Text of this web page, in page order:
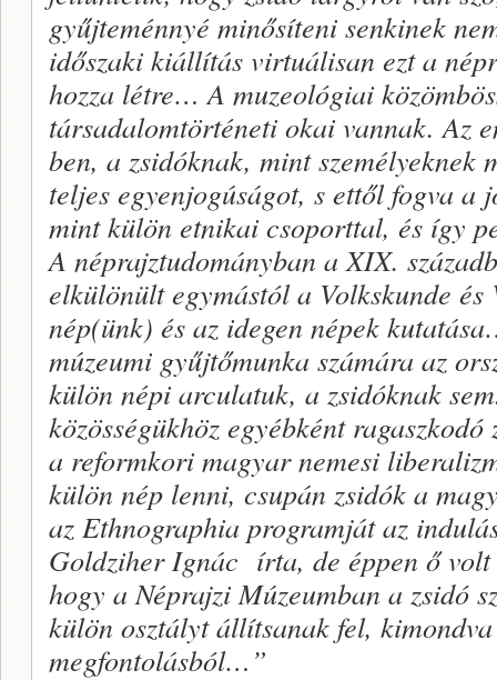
gyűjteménnyé minősíteni senkinek
időszaki kiállítás virtuálisan ezt a
hozza létre… A muzeológiai
társadalomtörténeti okai vannak. Az
ben, a zsidóknak, mint személyeknek
teljes egyenjogúságot, s ettől fogva a
mint külön etnikai csoporttal, és így
A néprajztudományban a XIX.
elkülönült egymástól a Volkskunde
nép(ünk) és az idegen népek
múzeumi gyűjtőmunka számára az
külön népi arculatuk, a zsidóknak
közösségükhöz egyébként
a reformkori magyar nemesi
külön nép lenni, csupán zsidók a
az Ethnographia programját az
Goldziher Ignác írta, de éppen ő
hogy a Néprajzi Múzeumban a zsidó
külön osztályt állítsanak fel,
megfontolásból…”